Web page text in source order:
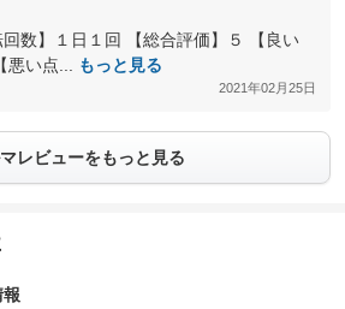
回数】１日１回 【総合評価】５ 【良い
悪い点...
もっと見る
2021年02月25日
レビューをもっと見る